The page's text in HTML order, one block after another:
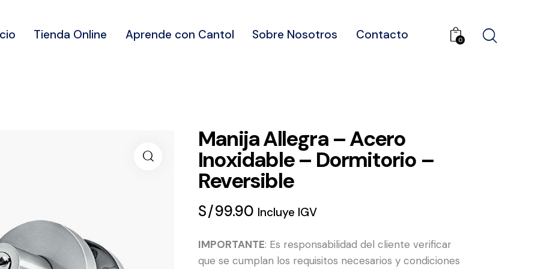
Tienda Online Aprende con Cantol Sobre Nosotros Contacto 0
Manija Allegra – Acero
Inoxidable – Dormitorio –
Reversible
S/99.90 Incluye IGV
IMPORTANTE: Es responsabilidad del cliente verificar
que se cumplan los requisitos necesarios y condiciones